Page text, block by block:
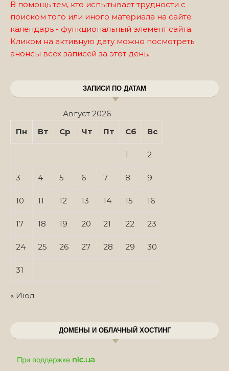
В помощь тем, кто испытывает трудности с
поиском того или иного материала на сайте:
календарь - функциональный элемент сайта.
Кликом на активную дату можно посмотреть
анонсы всех записей за этот день.
ЗАПИСИ ПО ДАТАМ
Август 2026
Пн
Вт Ср Чт Пт Сб Вс
1 2
3 4 5 6 7 8 9
10 11 12 13 14 15 16
17 18 19 20 21 22 23
24 25 26 27 28 29 30
31
« Июл
ДОМЕНЫ И ОБЛАЧНЫЙ ХОСТИНГ